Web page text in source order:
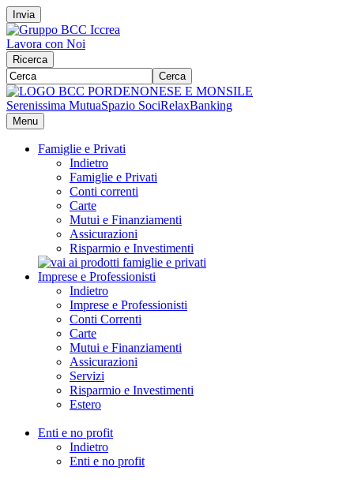
Invia
Lavora con Noi
Ricerca
Cerca
Serenissima MutuaSpazio SociRelaxBanking
Menu
Famiglie e Privati
Indietro
Famiglie e Privati
Conti correnti
Carte
Mutui e Finanziamenti
Assicurazioni
Risparmio e Investimenti
Imprese e Professionisti
Indietro
Imprese e Professionisti
Conti Correnti
Carte
Mutui e Finanziamenti
Assicurazioni
Servizi
Risparmio e Investimenti
Estero
Enti e no profit
Indietro
Enti e no profit